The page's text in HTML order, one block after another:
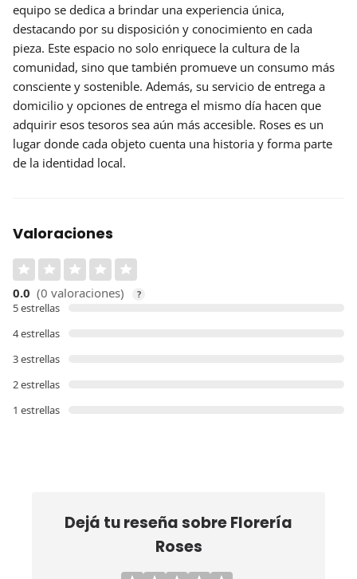
equipo se dedica a brindar una experiencia única,
destacando por su disposición y conocimiento en cada
pieza. Este espacio no solo enriquece la cultura de la
comunidad, sino que también promueve un consumo más
consciente y sostenible. Además, su servicio de entrega a
domicilio y opciones de entrega el mismo día hacen que
adquirir esos tesoros sea aún más accesible. Roses es un
lugar donde cada objeto cuenta una historia y forma parte
de la identidad local.
Valoraciones
0.0 (0 valoraciones) ?
5 estrellas
4 estrellas
3 estrellas
2 estrellas
1 estrellas
Dejá tu reseña sobreFlorería
Roses